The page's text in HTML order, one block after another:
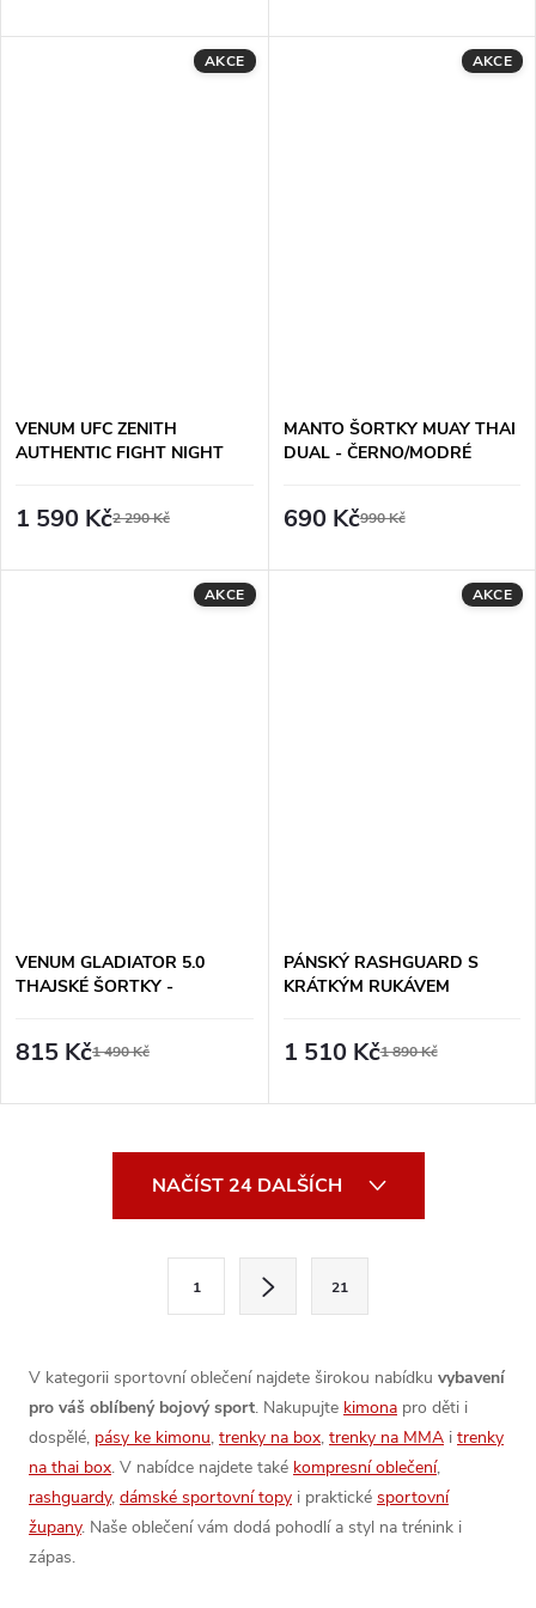
AKCE
VENUM UFC ZENITH
AUTHENTIC FIGHT NIGHT
1 590 Kč2 290 Kč
AKCE
MANTO ŠORTKY MUAY THAI
DUAL - ČERNO/MODRÉ
690 Kč990 Kč
AKCE
VENUM GLADIATOR 5.0
THAJSKÉ ŠORTKY -
815 Kč1 490 Kč
AKCE
PÁNSKÝ RASHGUARD S
KRÁTKÝM RUKÁVEM
1 510 Kč1 890 Kč
d
a
c
í
p
NAČÍST 24 DALŠÍCH
á
n
k
o
v
á
n
1 21
V kategorii sportovní oblečení najdete širokou nabídku vybavení
pro váš oblíbený bojový sport. Nakupujte kimona pro děti i
dospělé, pásy ke kimonu, trenky na box, trenky na MMA i trenky
na thai box. V nabídce najdete také kompresní oblečení,
rashguardy, dámské sportovní topy i praktické sportovní
župany. Naše oblečení vám dodá pohodlí a styl na trénink i
zápas.